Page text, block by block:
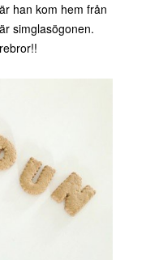
han kom hem från
simglasögonen.